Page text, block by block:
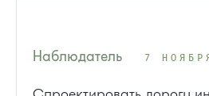
Наблюдатель 7